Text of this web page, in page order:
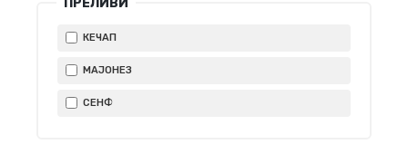
ПРЕЛИВИ
КЕЧАП
МАЈОНЕЗ
СЕНФ